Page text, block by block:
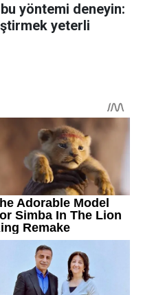
yöntemi deneyin:
yeterli